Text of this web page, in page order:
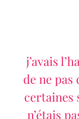
j’avais
de ne pas
certaines
n’étais